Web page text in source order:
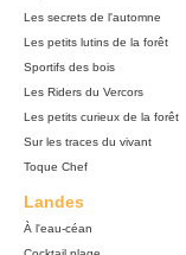
Les secrets de l'automne
Les petits lutins de la forêt
Sportifs des bois
Les Riders du Vercors
Les petits curieux de la forêt
Sur les traces du vivant
Toque Chef
Landes
À l'eau-céan